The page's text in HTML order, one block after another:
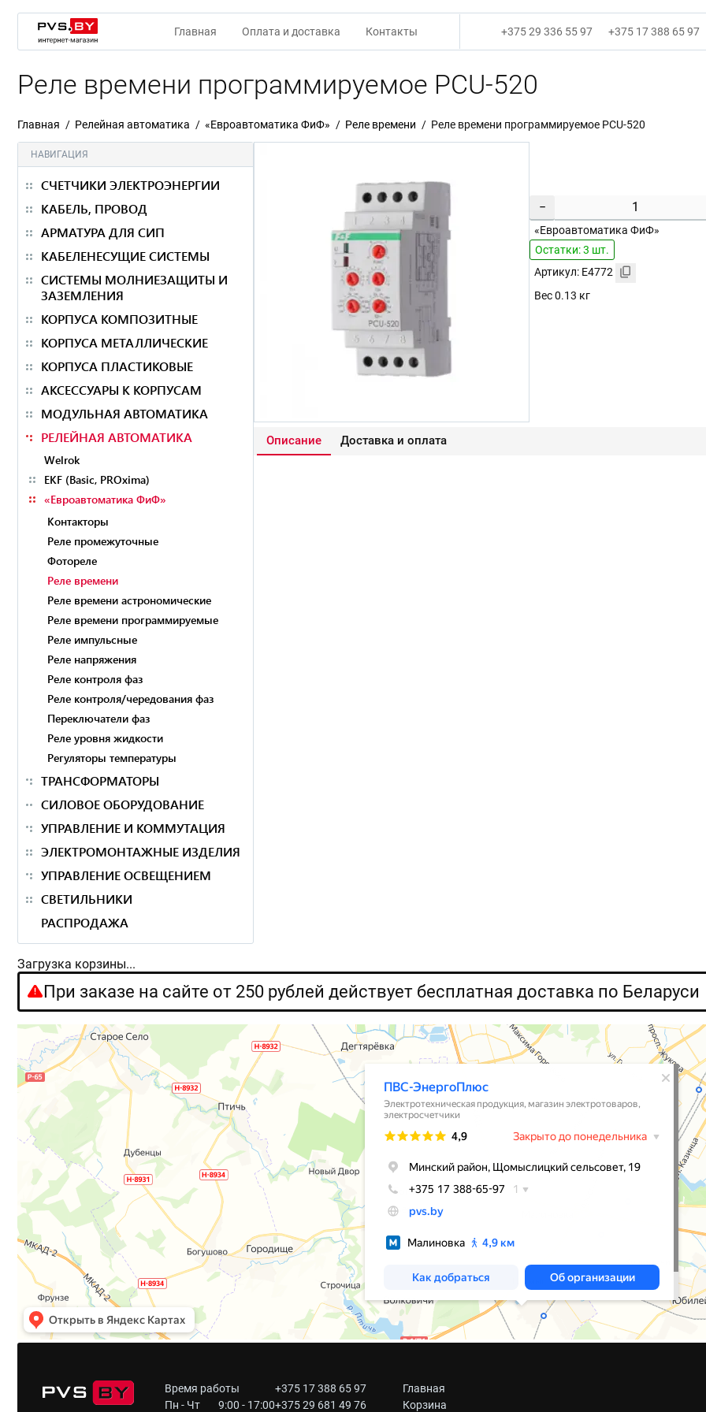
Главная Оплата и доставка Контакты +375 29 336 55 97 +375 17 388 65 97
Реле времени программируемое PCU-520
Главная Релейная автоматика «Евроавтоматика ФиФ» Реле времени Реле времени программируемое PCU-520
НАВИГАЦИЯ
СЧЕТЧИКИ ЭЛЕКТРОЭНЕРГИИ
КАБЕЛЬ, ПРОВОД
АРМАТУРА ДЛЯ СИП
КАБЕЛЕНЕСУЩИЕ СИСТЕМЫ
СИСТЕМЫ МОЛНИЕЗАЩИТЫ И
ЗАЗЕМЛЕНИЯ
КОРПУСА КОМПОЗИТНЫЕ
КОРПУСА МЕТАЛЛИЧЕСКИЕ
КОРПУСА ПЛАСТИКОВЫЕ
АКСЕССУАРЫ К КОРПУСАМ
МОДУЛЬНАЯ АВТОМАТИКА
РЕЛЕЙНАЯ АВТОМАТИКА
Welrok
EKF (Basic, PROxima)
«Евроавтоматика ФиФ»
Контакторы
Реле промежуточные
Фотореле
Реле времени
Реле времени астрономические
Реле времени программируемые
Реле импульсные
Реле напряжения
Реле контроля фаз
Реле контроля/чередования фаз
Переключатели фаз
Реле уровня жидкости
Регуляторы температуры
ТРАНСФОРМАТОРЫ
СИЛОВОЕ ОБОРУДОВАНИЕ
УПРАВЛЕНИЕ И КОММУТАЦИЯ
ЭЛЕКТРОМОНТАЖНЫЕ ИЗДЕЛИЯ
УПРАВЛЕНИЕ ОСВЕЩЕНИЕМ
СВЕТИЛЬНИКИ
РАСПРОДАЖА
−
«Евроавтоматика ФиФ»
Остатки: 3 шт.
Артикул: E4772
Вес 0.13 кг
Описание Доставка и оплата
Загрузка корзины...
При заказе на сайте от 250 рублей действует бесплатная доставка по Беларуси
Время работы
Пн - Чт
9:00 - 17:00
+375 17 388 65 97
+375 29 681 49 76
Главная
Корзина